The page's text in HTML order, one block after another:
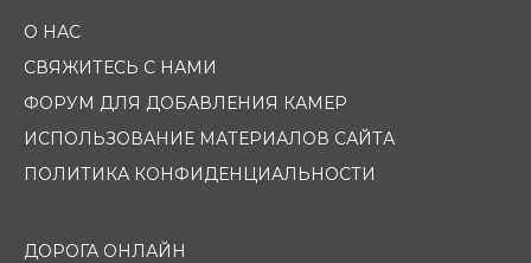
О НАС
СВЯЖИТЕСЬ С НАМИ
ФОРУМ ДЛЯ ДОБАВЛЕНИЯ КАМЕР
ИСПОЛЬЗОВАНИЕ МАТЕРИАЛОВ САЙТА
ПОЛИТИКА КОНФИДЕНЦИАЛЬНОСТИ
ДОРОГА ОНЛАЙН